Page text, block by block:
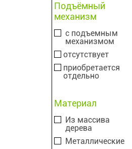
Подъёмный
механизм
с подъемным
механизмом
отсутствует
приобретается
отдельно
Материал
Из массива
дерева
Металлические